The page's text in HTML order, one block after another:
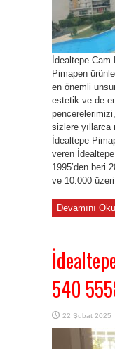
İdealtepe
Pimapen
en önemli
estetik ve de
sizlere yıllarca
İdealtepe
veren
1995’den beri
ve 10.000
Devamını
540
22 Şubat 2025